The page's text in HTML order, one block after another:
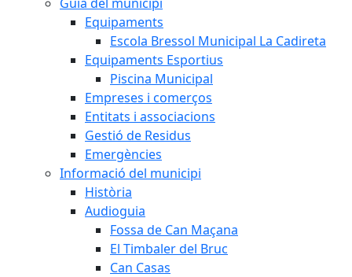
Equipaments
Escola Bressol Municipal La Cadireta
Equipaments Esportius
Piscina Municipal
Empreses i comerços
Entitats i associacions
Gestió de Residus
Emergències
Informació del municipi
Història
Audioguia
Fossa de Can Maçana
El Timbaler del Bruc
Can Casas